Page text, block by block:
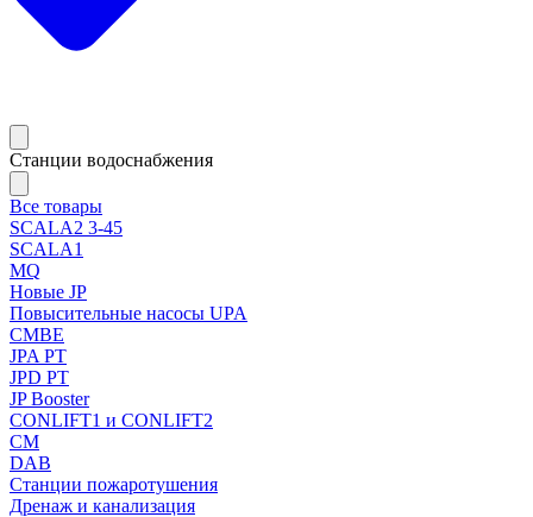
Станции водоснабжения
Все товары
SCALA2 3-45
SCALA1
MQ
Новые JP
Повысительные насосы UPA
CMBE
JPA PT
JPD PT
JP Booster
CONLIFT1 и CONLIFT2
CM
DAB
Станции пожаротушения
Дренаж и канализация